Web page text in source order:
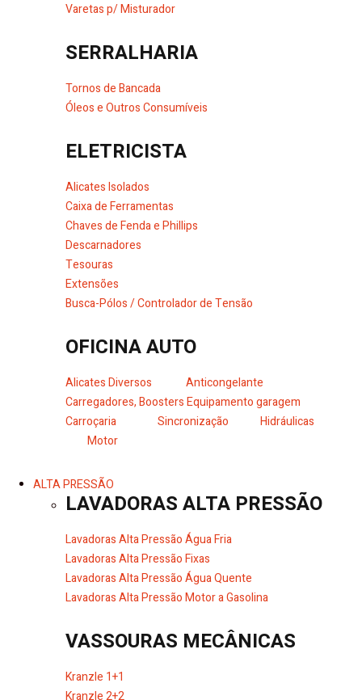
Varetas p/ Misturador
SERRALHARIA
Tornos de Bancada
Óleos e Outros Consumíveis
ELETRICISTA
Alicates Isolados
Caixa de Ferramentas
Chaves de Fenda e Phillips
Descarnadores
Tesouras
Extensões
Busca-Pólos / Controlador de Tensão
OFICINA AUTO
Alicates Diversos
Anticongelante
Carregadores, BoostersEquipamento garagem
Carroçaria
Sincronização
Hidráulicas
Motor
ALTA PRESSÃO
LAVADORAS ALTA PRESSÃO
Lavadoras Alta Pressão Água Fria
Lavadoras Alta Pressão Fixas
Lavadoras Alta Pressão Água Quente
Lavadoras Alta Pressão Motor a Gasolina
VASSOURAS MECÂNICAS
Kranzle 1+1
Kranzle 2+2